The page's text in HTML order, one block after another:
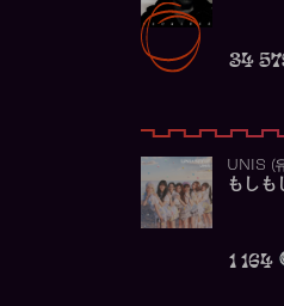
34
UNIS (
もし
1 164